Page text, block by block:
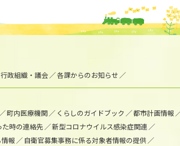
行政組織・議会 各課からのお知らせ
町内医療機関 くらしのガイドブック 都市計画情報
た時の連絡先
新型コロナウイルス感染症関連
報 自衛官募集事務に係る対象者情報の提供